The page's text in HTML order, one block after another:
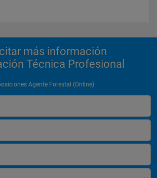
más información
Técnica Profesional
Agente Forestal (Online)